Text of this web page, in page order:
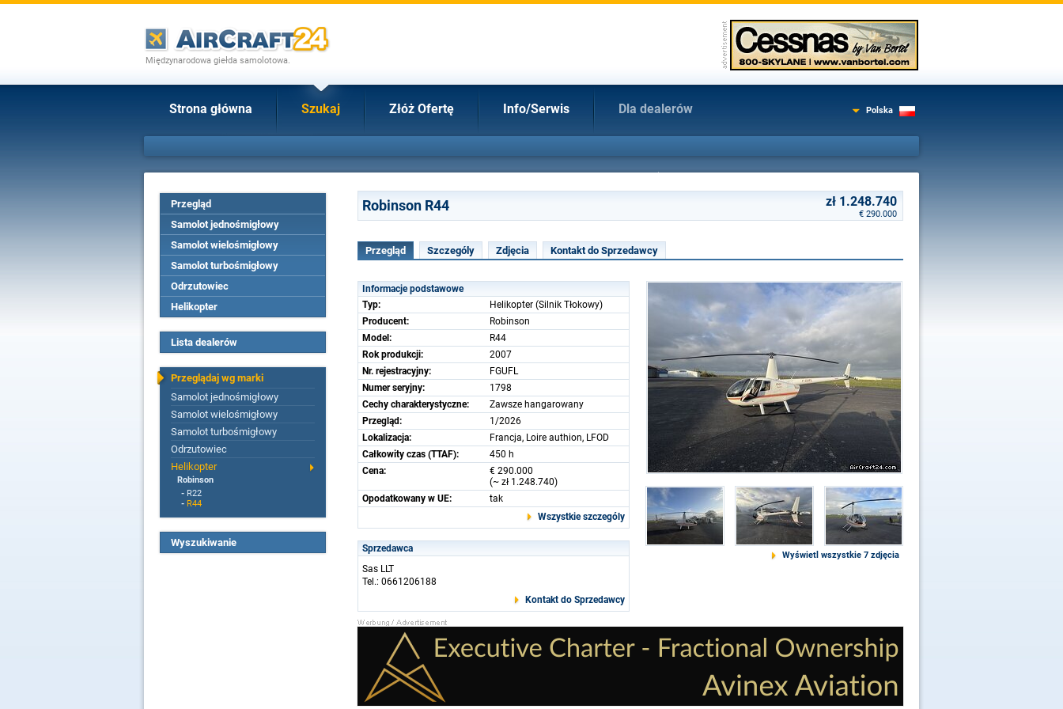
Międzynarodowa giełda samolotowa.
Strona główna Szukaj Złóż Ofertę Info/Serwis Dla dealerów Polska
Przegląd
Samolot jednośmigłowy
Samolot wielośmigłowy
Samolot turbośmigłowy
Odrzutowiec
Helikopter
Lista dealerów
Przeglądaj wg marki
Samolot jednośmigłowy
Samolot wielośmigłowy
Samolot turbośmigłowy
Odrzutowiec
Helikopter
Robinson
- R22
- R44
Wyszukiwanie
Robinson R44 zł 1.248.740
€ 290.000
Przegląd Szczególy Zdjęcia Kontakt do Sprzedawcy
Informacje podstawowe
Typ:
Helikopter (Silnik Tłokowy)
Producent:
Robinson
Model:
R44
Rok produkcji:
2007
Nr. rejestracyjny:
FGUFL
Numer seryjny:
1798
Cechy charakterystyczne:
Zawsze hangarowany
Przegląd:
1/2026
Lokalizacja:
Francja, Loire authion, LFOD
Całkowity czas (TTAF):
450 h
Cena:
€ 290.000
(~ zł 1.248.740)
Opodatkowany w UE:
tak
Wszystkie szczególy
Sprzedawca
Sas LLT
Tel.: 0661206188
Kontakt do Sprzedawcy
Wyświetl wszystkie 7 zdjęcia